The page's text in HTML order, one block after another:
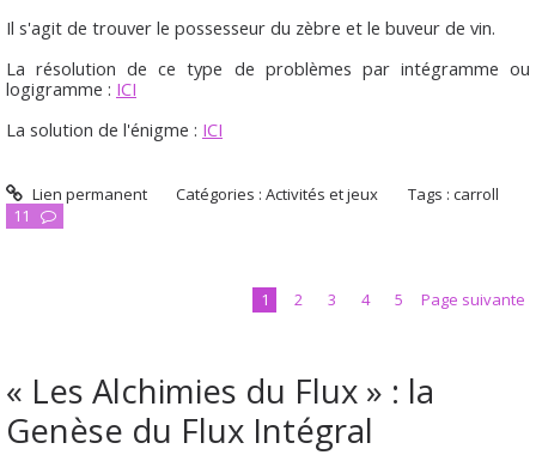
Il s'agit de trouver le possesseur du zèbre et le buveur de vin.
La résolution de ce type de problèmes par intégramme ou
logigramme : ICI
La solution de l'énigme : ICI
Lien permanent Catégories :Activités et jeux Tags :carroll
11
1 2 3 4 5 Page suivante
« Les Alchimies du Flux » : la
Genèse du Flux Intégral